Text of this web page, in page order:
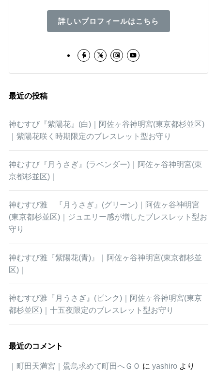
詳しいプロフィールはこちら
最近の投稿
神むすび『紫陽花』(白)｜阿佐ヶ谷神明宮(東京都杉並区)
｜紫陽花咲く時期限定のブレスレット型お守り
神むすび『月うさぎ』(ラベンダー)｜阿佐ヶ谷神明宮(東
京都杉並区)｜
神むすび雅 『月うさぎ』(グリーン)｜阿佐ヶ谷神明宮
(東京都杉並区)｜ジュエリー感が増したブレスレット型お
守り
神むすび雅『紫陽花(青)』｜阿佐ヶ谷神明宮(東京都杉並
区)｜
神むすび雅『月うさぎ』(ピンク)｜阿佐ヶ谷神明宮(東京
都杉並区)｜十五夜限定のブレスレット型お守り
最近のコメント
｜町田天満宮｜鷽鳥求めて町田へＧＯ に yashiroより